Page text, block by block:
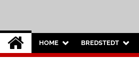
Bredstedt
Neuigkeiten und
HOME BREDSTEDT